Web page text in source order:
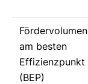
Fördervolumen
am besten
Effizienzpunkt
(BEP)